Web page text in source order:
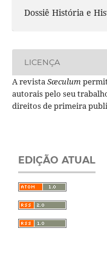
Dossiê História e
LICENÇA
A revistaSæculum
autorais pelo seu
direitos de primeira
EDIÇÃO ATUAL